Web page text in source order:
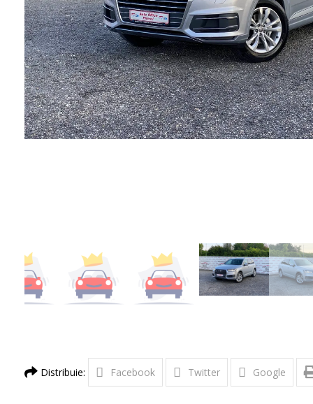
Distribuie: Facebook Twitter Google